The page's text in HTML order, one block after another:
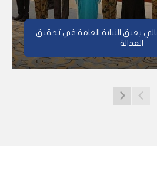
يعيق النيابة العامة في تحقيق
العدالة